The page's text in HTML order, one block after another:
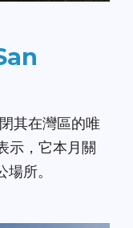
其在灣區的唯
示，它本月關
所。